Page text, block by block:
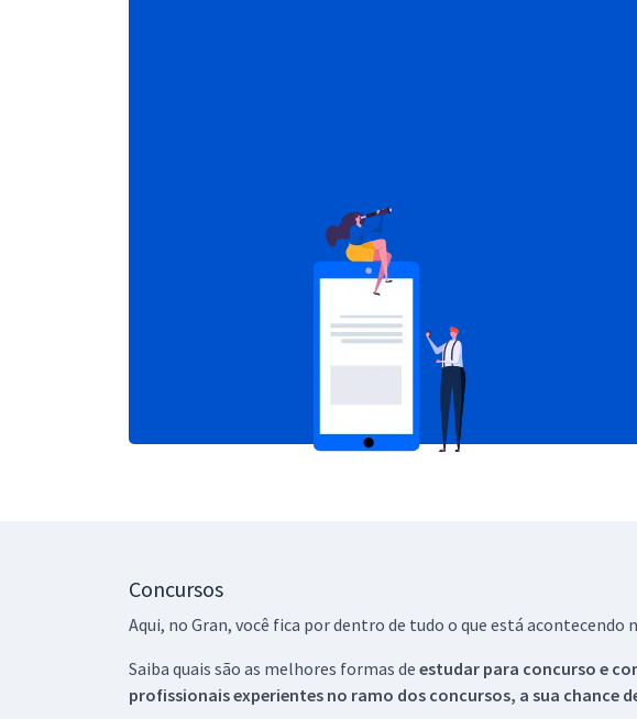
Concursos
Aqui, no Gran, você fica por dentro de tudo o que está acontecendo
Saiba quais são as melhores formas de estudar para concurso e
profissionais experientes no ramo dos concursos, a sua chance